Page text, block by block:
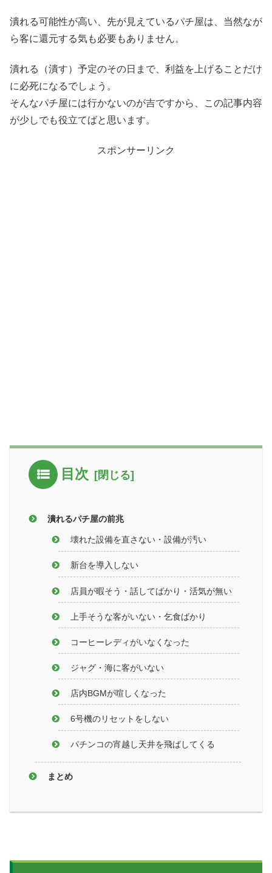
潰れる可能性が高い、先が見えているパチ屋は、当然なが
ら客に還元する気も必要もありません。
潰れる（潰す）予定のその日まで、利益を上げることだけ
に必死になるでしょう。
そんなパチ屋には行かないのが吉ですから、この記事内容
が少しでも役立てばと思います。
スポンサーリンク
目次
潰れるパチ屋の前兆
壊れた設備を直さない・設備が汚い
新台を導入しない
店員が暇そう・話してばかり・活気が無い
上手そうな客がいない・乞食ばかり
コーヒーレディがいなくなった
ジャグ・海に客がいない
店内BGMが喧しくなった
6号機のリセットをしない
パチンコの宵越し天井を飛ばしてくる
まとめ